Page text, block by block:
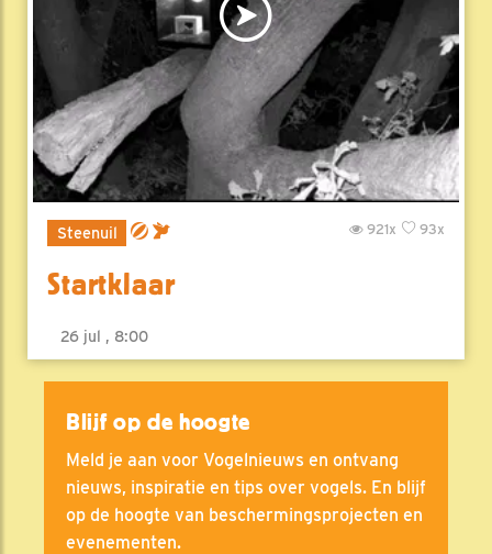
Steenuil 93x
921x
Startklaar
26 jul , 8:00
Blijf op de hoogte
Meld je aan voor Vogelnieuws en ontvang
nieuws, inspiratie en tips over vogels. En blijf
op de hoogte van beschermingsprojecten en
evenementen.